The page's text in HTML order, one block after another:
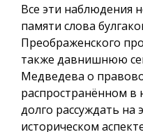
Все эти наблюдения
памяти слова
Преображенского
также давнишнюю
Медведева о
распространённом
долго рассуждать на
историческом